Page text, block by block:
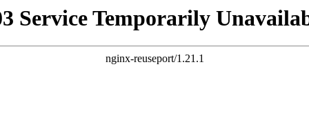
Service Temporarily
nginx-reuseport/1.21.1